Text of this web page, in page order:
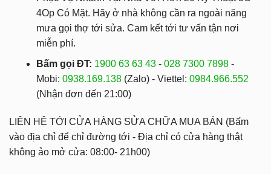
4Op Có Mặt. Hãy ở nhà không cần ra ngoài năng
mưa gọi thợ tới sửa. Cam kết tới tư vấn tận nơi
miễn phí.
Bấm gọi ĐT: 1900 63 63 43 - 028 7300 7898 -
Mobi: 0938.169.138 (Zalo) - Viettel: 0984.966.552
(Nhận đơn đến 21:00)
LIÊN HỆ TỚI CỬA HÀNG SỬA CHỮA MUA BÁN (Bấm
vào địa chỉ để chỉ đường tới - Địa chỉ có cửa hàng thật
không ảo mở cửa: 08:00- 21h00)